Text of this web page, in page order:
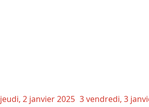
jeudi, 2 janvier 2025 3vendredi, 3